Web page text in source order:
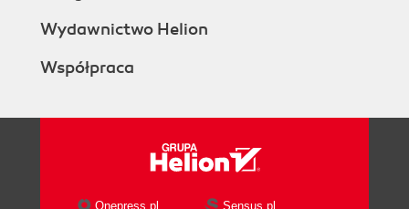
Wydawnictwo Helion
Współpraca
Onepress.pl Sensus.pl